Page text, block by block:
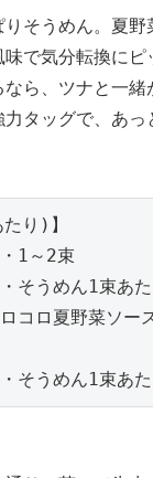
そうめん。夏野
で気分転換にピ
ら、ツナと一緒
タッグで、あっ
り)】
1～2束
・そうめん1束あ
コロ夏野菜ソー
・そうめん1束あ